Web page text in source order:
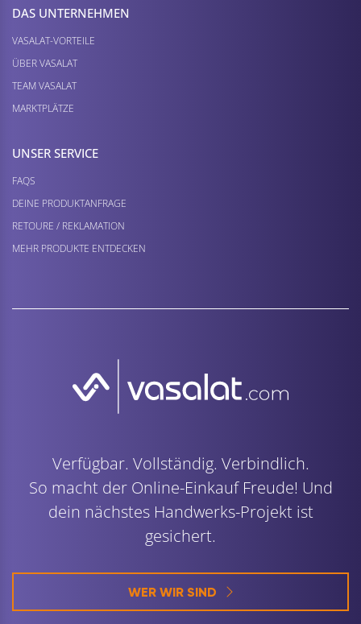
DAS UNTERNEHMEN
VASALAT-VORTEILE
ÜBER VASALAT
TEAM VASALAT
MARKTPLÄTZE
UNSER SERVICE
FAQS
DEINE PRODUKTANFRAGE
RETOURE / REKLAMATION
MEHR PRODUKTE ENTDECKEN
Verfügbar. Vollständig. Verbindlich.
So macht der Online-Einkauf Freude! Und
dein nächstes Handwerks-Projekt ist
gesichert.
WER WIR SIND